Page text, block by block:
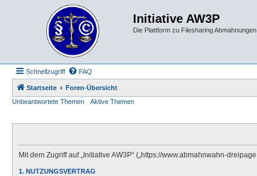
Initiative AW3P
Die Plattform zu Filesharing
Schnellzugriff FAQ
Startseite
Foren-Übersicht
Unbeantwortete Themen
Aktive Themen
Mit dem Zugriff auf „Initiative AW3P“ („https://www.abmahnwahn-
1. NUTZUNGSVERTRAG